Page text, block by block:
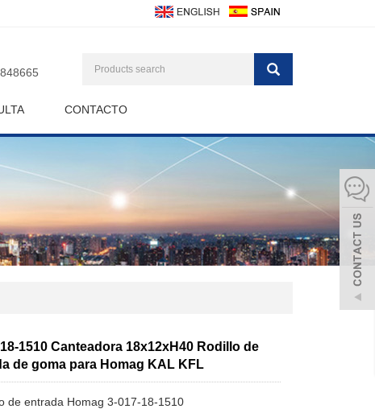
CONTACTO
1510 Canteadora 18x12xH40 Rodillo de
de goma para Homag KAL KFL
de entrada Homag 3-017-18-1510